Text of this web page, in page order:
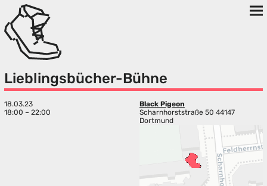
Lieblingsbücher-Bühne
18.03.23
18:00 – 22:00
Black Pigeon
Scharnhorststraße 50 44147
Dortmund